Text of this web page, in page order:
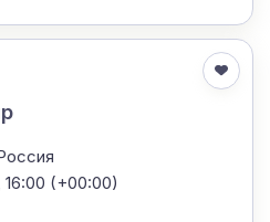
16:00 (+00:00)